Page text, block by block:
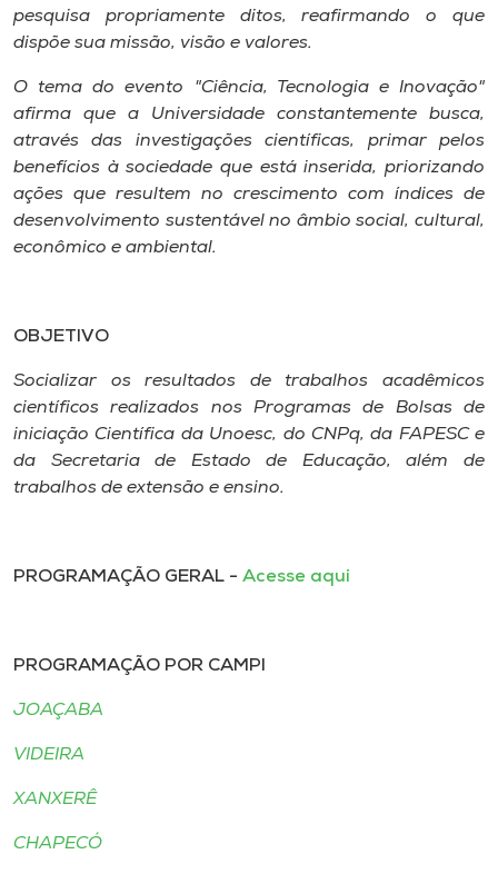
Selecione
A+
A-
pesquisa propriamente ditos, reafirmando o que
dispõe sua missão, visão e valores.
O tema do evento "Ciência, Tecnologia e Inovação"
afirma que a Universidade constantemente busca,
através das investigações científicas, primar pelos
benefícios à sociedade que está inserida, priorizando
ações que resultem no crescimento com índices de
desenvolvimento sustentável no âmbio social, cultural,
econômico e ambiental.
OBJETIVO
Socializar os resultados de trabalhos acadêmicos
científicos realizados nos Programas de Bolsas de
iniciação Científica da Unoesc, do CNPq, da FAPESC e
da Secretaria de Estado de Educação, além de
trabalhos de extensão e ensino.
PROGRAMAÇÃO GERAL - Acesse aqui
PROGRAMAÇÃO POR CAMPI
JOAÇABA
VIDEIRA
XANXERÊ
CHAPECÓ